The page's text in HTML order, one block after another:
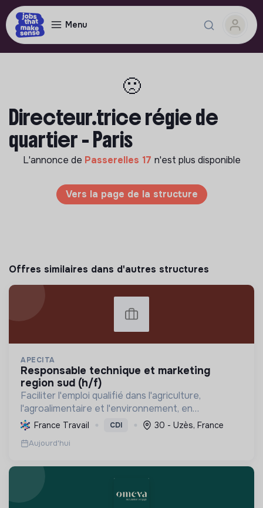
Menu
🙁
Directeur.trice régie de
quartier - Paris
L'annonce de Passerelles 17 n'est plus disponible
Vers la page de la structure
Offres similaires dans d'autres structures
APECITA
responsable technique et marketing
region sud (h/f)
Faciliter l'emploi qualifié dans l'agriculture,
l'agroalimentaire et l'environnement, en
promouvant l'agroécologie et les biosolutions pour
une transition durable et respectueuse de la
nature.
France Travail CDI 30 - Uzès, France
Aujourd'hui